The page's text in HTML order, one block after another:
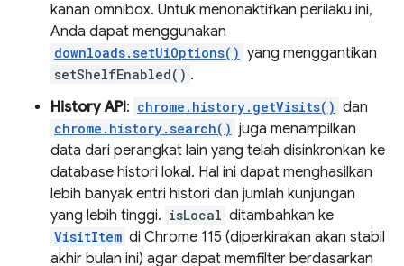
kanan omnibox. Untuk menonaktifkan perilaku ini,
Anda dapat menggunakan
downloads.setUiOptions() yang menggantikan
setShelfEnabled() .
History API: chrome.history.getVisits() dan
chrome.history.search() juga menampilkan
data dari perangkat lain yang telah disinkronkan ke
database histori lokal. Hal ini dapat menghasilkan
lebih banyak entri histori dan jumlah kunjungan
yang lebih tinggi. isLocal ditambahkan ke
VisitItem di Chrome 115 (diperkirakan akan stabil
akhir bulan ini) agar dapat memfilter berdasarkan